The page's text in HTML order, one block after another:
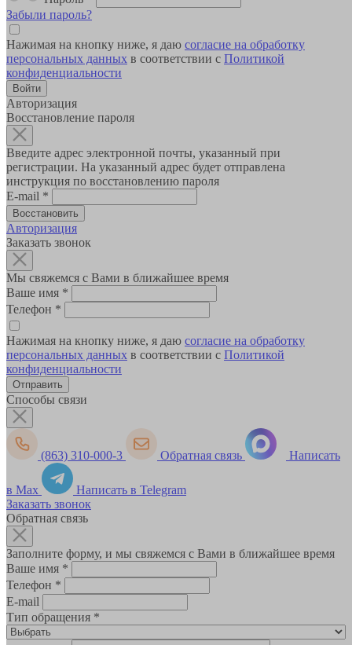
Забыли пароль?
Нажимая на кнопку ниже, я даю согласие на обработку
персональных данных в соответствии с Политикой
конфиденциальности
Авторизация
Восстановление пароля
Введите адрес электронной почты, указанный при
регистрации. На указанный адрес будет отправлена
инструкция по восстановлению пароля
E-mail *
Авторизация
Заказать звонок
Мы свяжемся с Вами в ближайшее время
Ваше имя *
Телефон *
Нажимая на кнопку ниже, я даю согласие на обработку
персональных данных в соответствии с Политикой
конфиденциальности
Способы связи
(863) 310-000-3 Обратная связь Написать
в Max
Написать в Telegram
Заказать звонок
Обратная связь
Заполните форму, и мы свяжемся с Вами в ближайшее время
Ваше имя *
Телефон *
E-mail
Тип обращения *